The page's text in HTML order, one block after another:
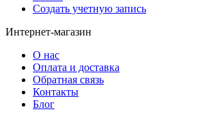
Создать учетную запись
Интернет-магазин
О нас
Оплата и доставка
Обратная связь
Контакты
Блог